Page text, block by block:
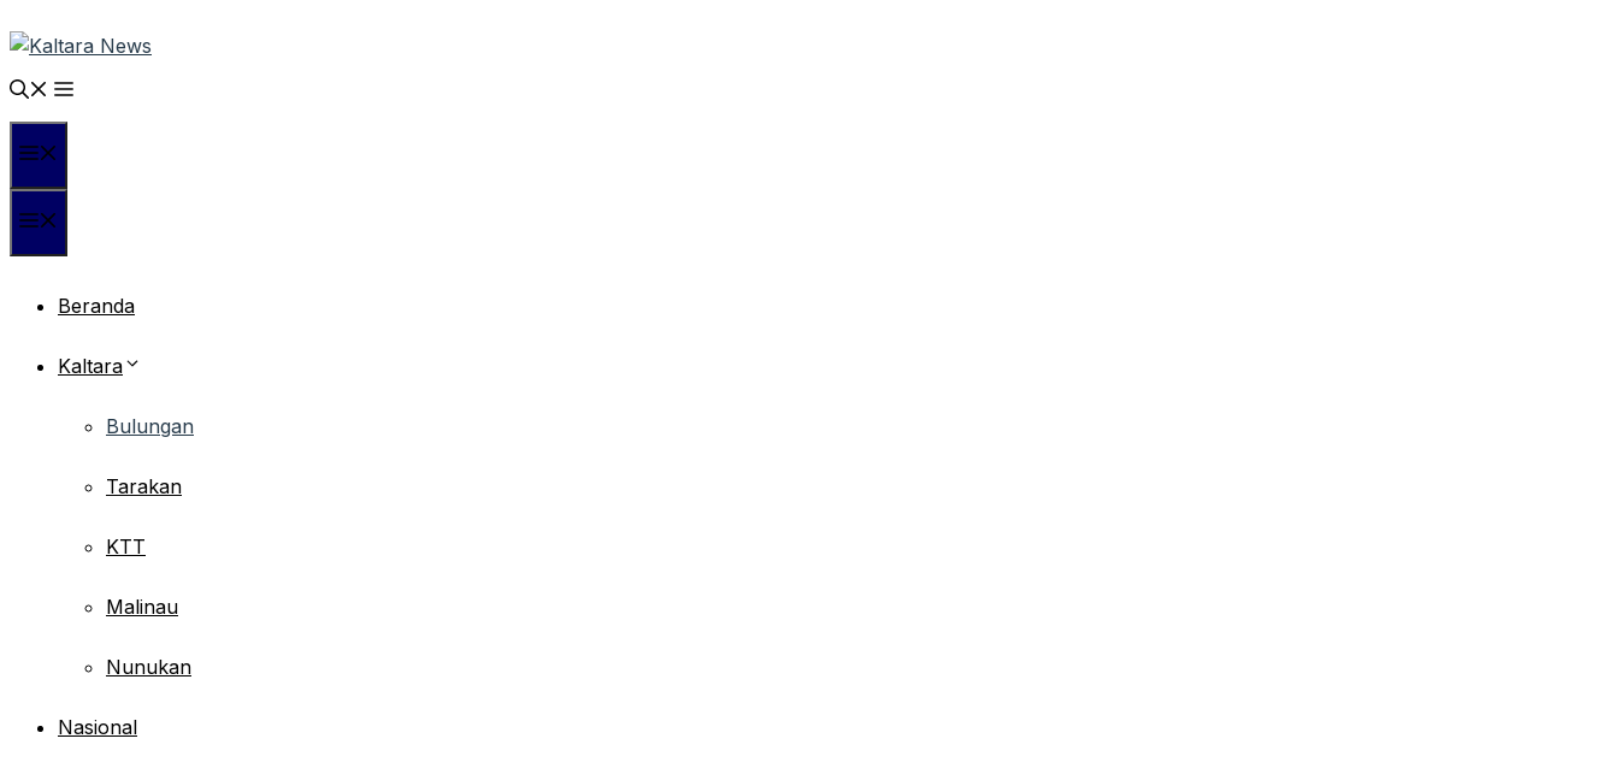
ke
isi
Beranda
Kaltara
Bulungan
Tarakan
KTT
Malinau
Nunukan
Nasional